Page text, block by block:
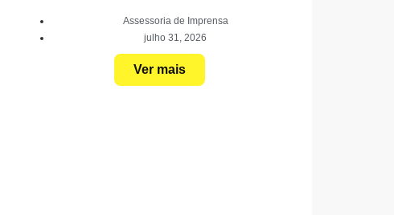
Assessoria de Imprensa
julho 31, 2026
Ver mais